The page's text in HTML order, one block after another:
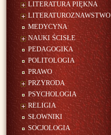
LITERATURA PIĘKNA
LITERATUROZNAWSTWO
MEDYCYNA
NAUKI ŚCISŁE
PEDAGOGIKA
POLITOLOGIA
PRAWO
PRZYRODA
PSYCHOLOGIA
RELIGIA
SŁOWNIKI
SOCJOLOGIA